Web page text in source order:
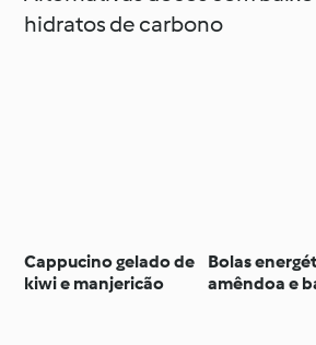
hidratos de carbono
Cappucino gelado de
kiwi e manjericão
Bolas
amêndoa e